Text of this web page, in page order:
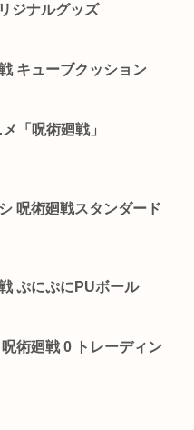
ジナルグッズ
キューブクッション
「呪術廻戦」
呪術廻戦スタンダード
ぷにぷにPUボール
術廻戦 0 トレーディン